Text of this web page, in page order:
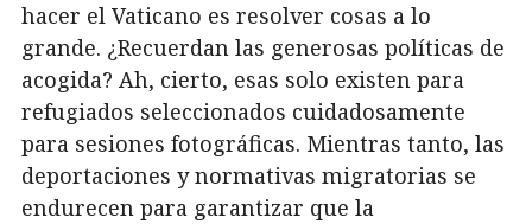
hacer el Vaticano es resolver cosas a lo
grande. ¿Recuerdan las generosas políticas de
acogida? Ah, cierto, esas solo existen para
refugiados seleccionados cuidadosamente
para sesiones fotográficas. Mientras tanto, las
deportaciones y normativas migratorias se
endurecen para garantizar que la